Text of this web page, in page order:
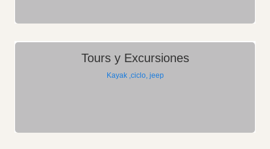
Tours y Excursiones
Kayak ,ciclo, jeep